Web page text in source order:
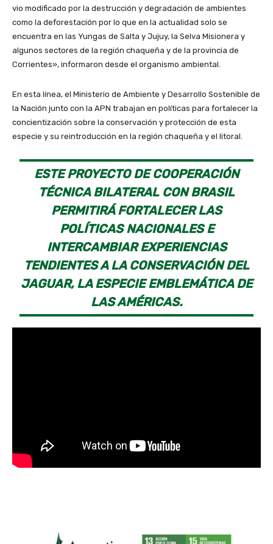
vio modificado por la destrucción y degradación de ambientes
como la deforestación por lo que en la actualidad solo se
encuentra en las Yungas de Salta y Jujuy, la Selva Misionera y
algunos sectores de la región chaqueña y de la provincia de
Corrientes», informaron desde el organismo ambiental.
En esta línea, el Ministerio de Ambiente y Desarrollo Sostenible de
la Nación junto con la APN trabajan en políticas para fortalecer la
concientización sobre la conservación y protección de esta
especie y su reintroducción en la región chaqueña y el litoral.
ESTE PROYECTO DE COOPERACIÓN
TÉCNICA BILATERAL CON BRASIL
PERMITIRÁ FORTALECER LAS
POLÍTICAS NACIONALES E
INTERCAMBIAR EXPERIENCIAS
TENDIENTES A LA CONSERVACIÓN DEL
JAGUAR, LA ESPECIE EMBLEMÁTICA DE
LAS AMÉRICAS.